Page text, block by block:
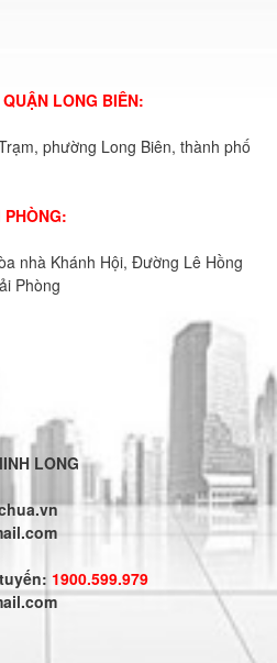
LONG BIÊN:
phường Long Biên, thành phố
nhà Khánh Hội, Đường Lê Hồng
Phòng
LONG
1900.599.979